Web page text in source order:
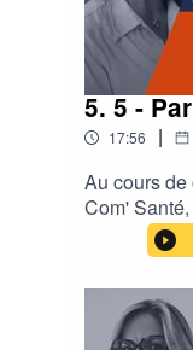
5. 5 -
17:56 |
Au cours
Com'
avec
hommes